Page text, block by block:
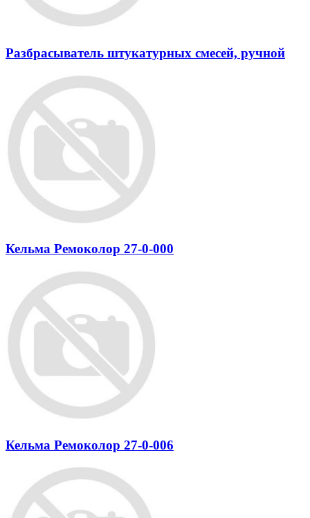
Разбрасыватель штукатурных смесей, ручной
Кельма Ремоколор 27-0-000
Кельма Ремоколор 27-0-006